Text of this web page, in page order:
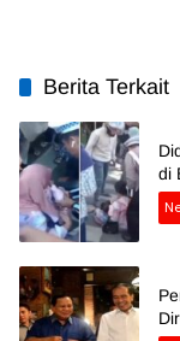
Berita Terkait
di